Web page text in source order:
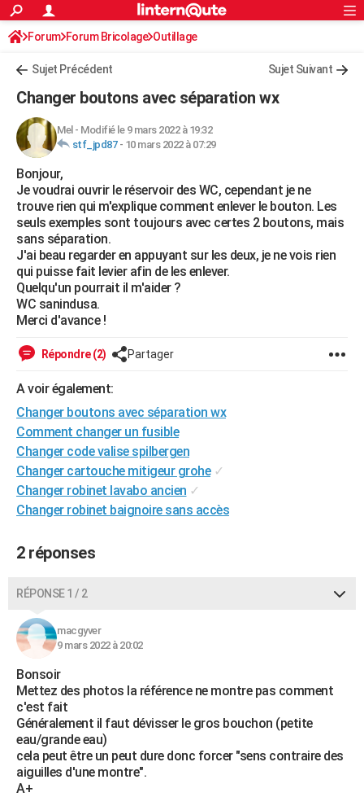
ACTUALITÉS
Politique
Société
Faits Divers
Education
Monde
Villes
+
FINANCE
Retraite
Impôts
Epargne
Immobilier
Risques naturels par ville
Banque
Assurance
Crédit
AUTO
Essais
Réserver un essai
Citadines
Berlines
SUV
Forum auto
+HIGH-TECH
Mobiles
Meilleur smartphone
Internet
Ordinateurs
Jeux vidéo
Guide high-tech
+BRICOLAGE
Forum
Aménagement intérieur
Extérieur
Cuisine
Salle de bains
Jardinage
Rangement
WEEK-END
Guides de France
Escapades
Patrimoine
Expositions
Musées
Week-end nature
+LIFESTYLE
Art de vivre
Bien-être
Loisirs
ModeModes de vie
SANTE
Alimentation
Guide de la santé
Maladies
Médicaments
Sommeil
VOYAGE
Destinations
City break
Voyage nature
Voyage de noces
Forum
Climat
PHOTO
GUIDES D'ACHAT
BONS PLANS
CARTE DE VOEUX
Carte de Noël
Carte Bonne année
Carte Saint-Valentin
Carte Pâques
Carte d'anniversaire
DICTIONNAIRE
Dictionnaire
Biographies
Citations
Expressions
Proverbes
PROGRAMME TV
AVIS DE DÉCÈS
FORUM
Bricolage
Lifestyle
Culture
Sport
Auto
Television
Voyage
Cinema
S'inscrire
Connexion
Forum Forum Bricolage Outillage
Sujet Précédent Sujet Suivant
Changer boutons avec séparation wx
Mel - Modifié le 9 mars 2022 à 19:32
stf_jpd87- 10 mars 2022 à 07:29
Bonjour,
Je voudrai ouvrir le réservoir des WC, cependant je ne
trouve rien qui m'explique comment enlever le bouton. Les
seuls exemples sont toujours avec certes 2 boutons, mais
sans séparation.
J'ai beau regarder en appuyant sur les deux, je ne vois rien
qui puisse fait levier afin de les enlever.
Quelqu'un pourrait il m'aider ?
WC sanindusa.
Merci d'avance !
Répondre (2) Partager
A voir également:
Changer boutons avec séparation wx
Comment changer un fusible
Changer code valise spilbergen
Changer cartouche mitigeur grohe ✓
Changer robinet lavabo ancien ✓
Changer robinet baignoire sans accès
2 réponses
RÉPONSE 1 / 2
macgyver
9 mars 2022 à 20:02
Bonsoir
Mettez des photos la référence ne montre pas comment
c'est fait
Généralement il faut dévisser le gros bouchon (petite
eau/grande eau)
cela peut être un peut dure donc forcer "sens contraire des
aiguilles d'une montre".
A+